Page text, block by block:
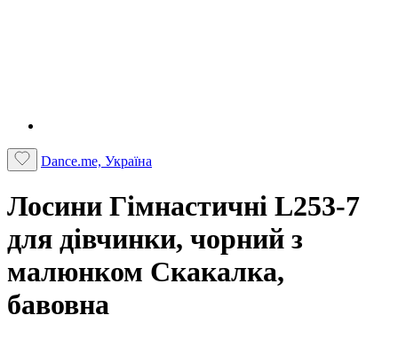
Dance.me, Україна
Лосини Гімнастичні L253-7
для дівчинки, чорний з
малюнком Скакалка,
бавовна